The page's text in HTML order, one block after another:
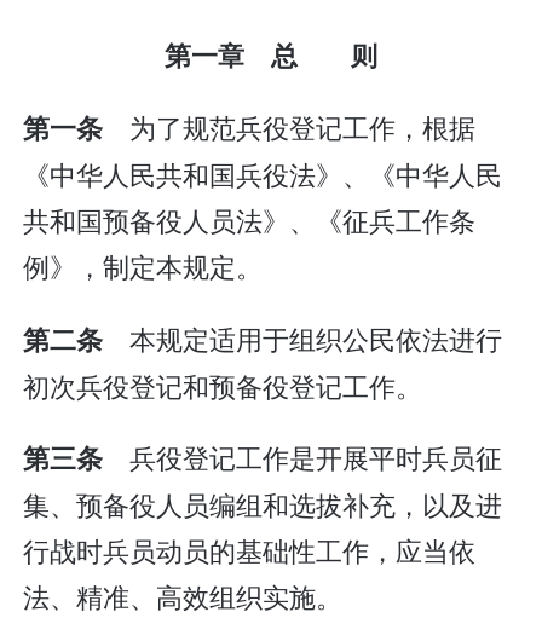
第一章 总 则
第一条 为了规范兵役登记工作，根据
《中华人民共和国兵役法》、《中华人民
共和国预备役人员法》、《征兵工作条
例》，制定本规定。
第二条本规定适用于组织公民依法进行
初次兵役登记和预备役登记工作。
第三条兵役登记工作是开展平时兵员征
集、预备役人员编组和选拔补充，以及进
行战时兵员动员的基础性工作，应当依
法、精准、高效组织实施。